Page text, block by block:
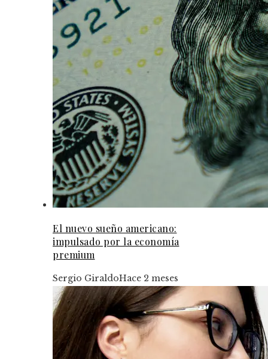
El nuevo sueño americano:
impulsado por la economía
premium
Sergio GiraldoHace 2 meses